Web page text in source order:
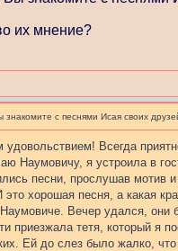
их мнение?
знакомите с песнями Исая своих
Всегда
Наумовичу, я устроила в
песни, прослушав мотив
это хорошая песня, а какая
Вечер удался, они
приезжала тетя, который я
Ей до слез было жалко,